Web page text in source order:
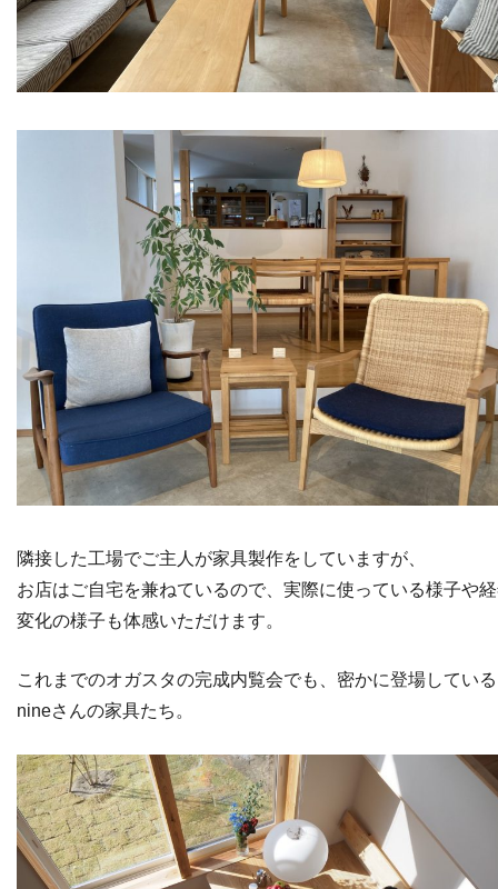
隣接した工場でご主人が家具製作をしていますが、
お店はご自宅を兼ねているので、実際に使っている様子や
変化の様子も体感いただけます。
これまでのオガスタの完成内覧会でも、密かに登場している
nineさんの家具たち。